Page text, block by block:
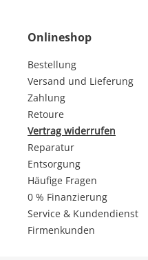
Onlineshop
Bestellung
Versand und Lieferung
Zahlung
Retoure
Vertrag widerrufen
Reparatur
Entsorgung
Häufige Fragen
0 % Finanzierung
Service & Kundendienst
Firmenkunden